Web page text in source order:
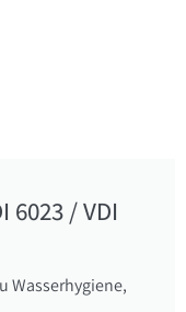
6023 / VDI
Wasserhygiene,